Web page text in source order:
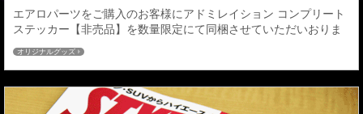
エアロパーツをご購入のお客様にアドミレイション コンプリート
ステッカー【非売品】を数量限定にて同梱させていただいおりま
すサービスですがご好評につき追加分が本日入荷しましたのでサ
ービスの再開をさせていただきます。 同梱条件：エアロパーツ３
点ＫＩＴ（フロント＋サイド＋リヤ）同時注文分に限り ※サイド
ステップの商品設定がない車種につきましてはフロント+リアの2
点での同梱となります。ゴールド色のＣＯＭＰＬ...
オリジナルグッズ